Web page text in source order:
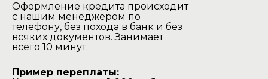
Оформление кредита происходит
с нашим менеджером по
телефону, без похода в банк и без
всяких документов. Занимает
всего 10 минут.
Пример переплаты: